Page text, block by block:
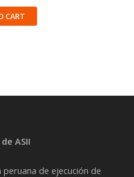
CART
ASII
peruana de ejecución de